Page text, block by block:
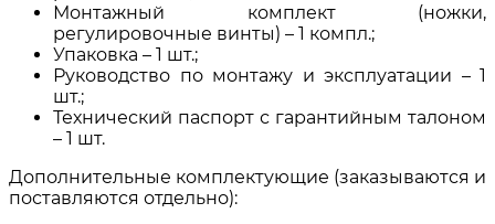
Монтажный комплект (ножки,
регулировочные винты) – 1 компл.;
Упаковка – 1 шт.;
Руководство по монтажу и эксплуатации – 1
шт.;
Технический паспорт с гарантийным талоном
– 1 шт.
Дополнительные комплектующие (заказываются и
поставляются отдельно):